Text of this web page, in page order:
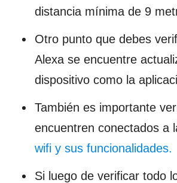
distancia mínima de 9
Otro punto que debes
Alexa se encuentre
dispositivo como la
También es importante
encuentren conectados a
wifi y sus funcionalidades.
Si luego de verificar todo